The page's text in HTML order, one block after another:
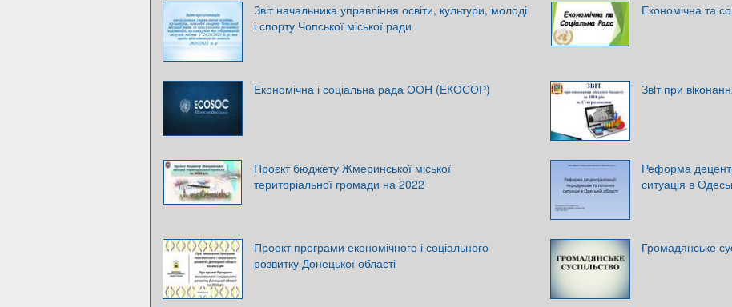
Звіт начальника управління освіти, культури, молоді
і спорту Чопської міської ради
Економічна та
Економічна і соціальна рада ООН (ЕКОСОР) Звiт при
Проєкт бюджету Жмеринської міської
територіальної громади на 2022
Реформа
ситуація в
Проект програми економічного і соціального
розвитку Донецької області
Громадянське